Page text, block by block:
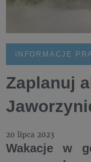
INFORMACJE
Zaplanuj
20 lipca 2023
Wakacje w